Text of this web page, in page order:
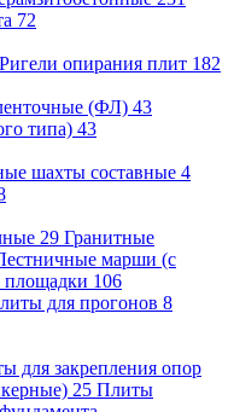
72
Ригели опирания плит 182
(ФЛ) 43
типа) 43
шахты составные 4
29 Гранитные
марши (с
площадки 106
для прогонов 8
для закрепления опор
25 Плиты